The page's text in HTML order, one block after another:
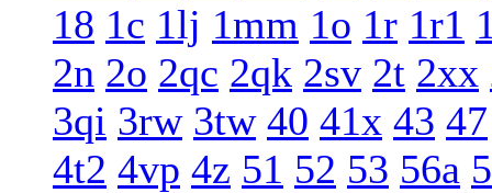
18 1c 1lj 1mm 1o 1r 1r1
2n 2o 2qc 2qk 2sv 2t 2xx
3qi 3rw 3tw 40 41x 43 47
4t2 4vp 4z 51 52 53 56a